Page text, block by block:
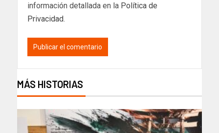
información detallada en la Política de
Privacidad.
MÁS HISTORIAS